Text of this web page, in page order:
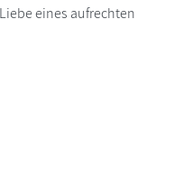
eines aufrechten